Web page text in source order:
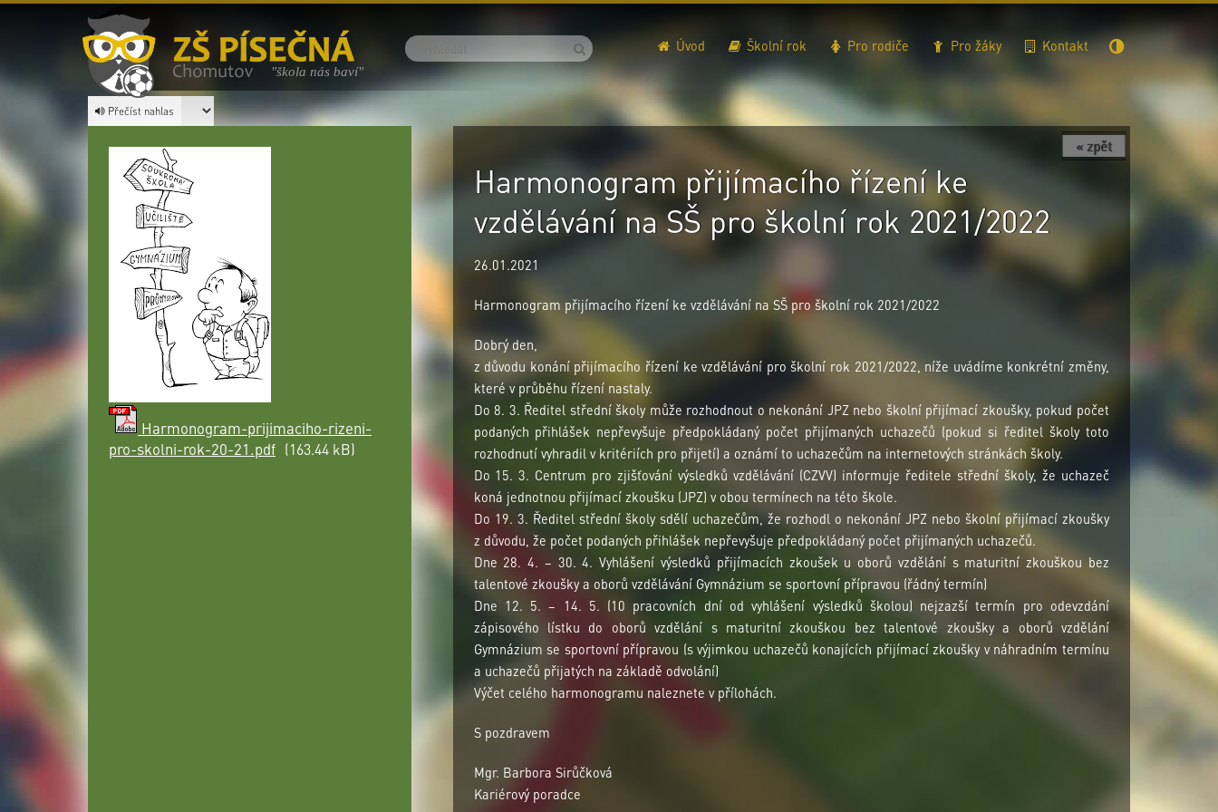
Úvod Školní rok Pro rodiče Pro žáky Kontakt
"škola nás baví"
Přečíst nahlas
« zpět
Harmonogram-prijimaciho-rizeni-
pro-skolni-rok-20-21.pdf (163.44 kB)
Harmonogram přijímacího řízení ke
vzdělávání na SŠ pro školní rok 2021/2022
26.01.2021
Harmonogram přijímacího řízení ke vzdělávání na SŠ pro školní rok 2021/2022
Dobrý den,
z důvodu konání přijímacího řízení ke vzdělávání pro školní rok 2021/2022, níže uvádíme konkrétní změny,
které v průběhu řízení nastaly.
Do 8. 3. Ředitel střední školy může rozhodnout o nekonání JPZ nebo školní přijímací zkoušky, pokud počet
podaných přihlášek nepřevyšuje předpokládaný počet přijímaných uchazečů (pokud si ředitel školy toto
rozhodnutí vyhradil v kritériích pro přijetí) a oznámí to uchazečům na internetových stránkách školy.
Do 15. 3. Centrum pro zjišťování výsledků vzdělávání (CZVV) informuje ředitele střední školy, že uchazeč
koná jednotnou přijímací zkoušku (JPZ) v obou termínech na této škole.
Do 19. 3. Ředitel střední školy sdělí uchazečům, že rozhodl o nekonání JPZ nebo školní přijímací zkoušky
z důvodu, že počet podaných přihlášek nepřevyšuje předpokládaný počet přijímaných uchazečů.
Dne 28. 4. – 30. 4. Vyhlášení výsledků přijímacích zkoušek u oborů vzdělání s maturitní zkouškou bez
talentové zkoušky a oborů vzdělávání Gymnázium se sportovní přípravou (řádný termín)
Dne 12. 5. – 14. 5. (10 pracovních dní od vyhlášení výsledků školou) nejzazší termín pro odevzdání
zápisového lístku do oborů vzdělání s maturitní zkouškou bez talentové zkoušky a oborů vzdělání
Gymnázium se sportovní přípravou (s výjimkou uchazečů konajících přijímací zkoušky v náhradním termínu
a uchazečů přijatých na základě odvolání)
Výčet celého harmonogramu naleznete v přílohách.
S pozdravem
Mgr. Barbora Sirůčková
Kariérový poradce